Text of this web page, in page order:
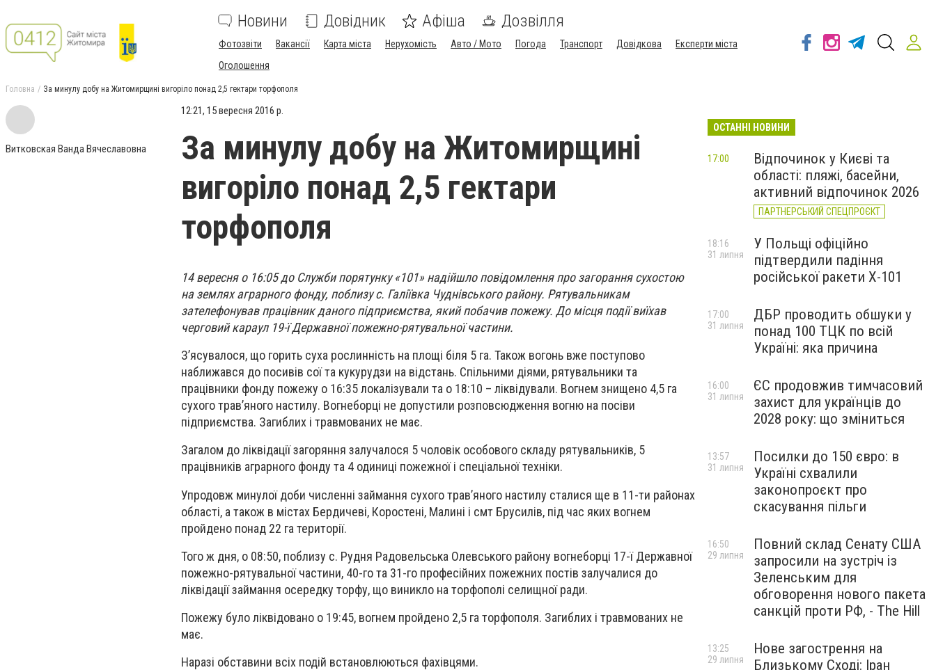
Новини Довідник Афіша Дозвілля
Фотозвіти Вакансії Карта міста Нерухомість Авто / Мото Погода Транспорт Довідкова
Експерти міста
Оголошення
Головна За минулу добу на Житомирщині вигоріло понад 2,5 гектари торфополя
Витковская Ванда Вячеславовна
12:21, 15 вересня 2016 р.
За минулу добу на Житомирщині
вигоріло понад 2,5 гектари
торфополя
14 вересня о 16:05 до Служби порятунку «101» надійшло повідомлення про загорання сухостою
на землях аграрного фонду, поблизу с. Галіївка Чуднівського району. Рятувальникам
зателефонував працівник даного підприємства, який побачив пожежу. До місця події виїхав
черговий караул 19-ї Державної пожежно-рятувальної частини.
З’ясувалося, що горить суха рослинність на площі біля 5 га. Також вогонь вже поступово
наближався до посивів сої та кукурудзи на відстань. Спільними діями, рятувальники та
працівники фонду пожежу о 16:35 локалізували та о 18:10 – ліквідували. Вогнем знищено 4,5 га
сухого трав’яного настилу. Вогнеборці не допустили розповсюдження вогню на посіви
підприємства. Загиблих і травмованих не має.
Загалом до ліквідації загоряння залучалося 5 чоловік особового складу рятувальників, 5
працівників аграрного фонду та 4 одиниці пожежної і спеціальної техніки.
Упродовж минулої доби численні займання сухого трав’яного настилу сталися ще в 11-ти районах
області, а також в містах Бердичеві, Коростені, Малині і смт Брусилів, під час яких вогнем
пройдено понад 22 га території.
Того ж дня, о 08:50, поблизу с. Рудня Радовельська Олевського району вогнеборці 17-ї Державної
пожежно-рятувальної частини, 40-го та 31-го професійних пожежних постів залучалися до
ліквідації займання осередку торфу, що виникло на торфополі селищної ради.
Пожежу було ліквідовано о 19:45, вогнем пройдено 2,5 га торфополя. Загиблих і травмованих не
має.
Наразі обставини всіх подій встановлюються фахівцями.
ОСТАННІ НОВИНИ
Відпочинок у Києві та
області: пляжі, басейни,
активний відпочинок 2026
ПАРТНЕРСЬКИЙ СПЕЦПРОЄКТ
17:00
У Польщі офіційно
підтвердили падіння
російської ракети Х-101
18:16
31 липня
ДБР проводить обшуки у
понад 100 ТЦК по всій
Україні: яка причина
17:00
31 липня
ЄС продовжив тимчасовий
захист для українців до
2028 року: що зміниться
16:00
31 липня
Посилки до 150 євро: в
Україні схвалили
законопроєкт про
скасування пільги
13:57
31 липня
Повний склад Сенату США
запросили на зустріч із
Зеленським для
обговорення нового пакета
санкцій проти РФ, - The Hill
16:50
29 липня
Нове загострення на
Близькому Сході: Іран
13:25
29 липня